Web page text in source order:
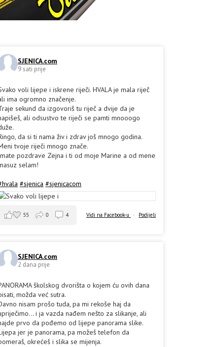
SJENICA.com
9 sati prije
voli lijepe i iskrene riječi. HVALA je mala riječ
ima ogromno značenje.
sekund da izgovoriš tu riječ a dvije da je
ali odsustvo te riječi se pamti mnooogo
da si ti nama živ i zdrav još mnogo godina.
tvoje riječi mnogo znače.
pozdrave Zejna i ti od moje Marine a od mene
selam!
#sjenica #sjenicacom
Vidi na Facebook-u · Podijeli
55 0 4
SJENICA.com
2 dana prije
školskog dvorišta o kojem ću ovih dana
možda već sutra.
nisam prošo tuda, pa mi rekoše haj da
i ja vazda nađem nešto za slikanje, ali
prvo da pođemo od lijepe panorama slike.
jer je panorama, pa možeš telefon da
okrećeš i slika se mijenja.